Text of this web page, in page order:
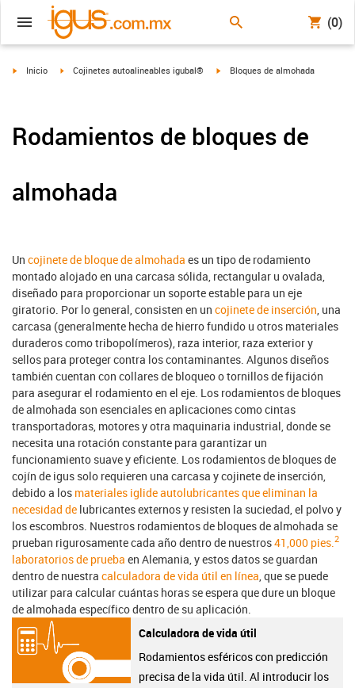
(0)
igus-icon-arrow-right
Inicio igus-icon-arrow-right
Cojinetes autoalineables igubal® igus-icon-arrow-right
Bloques de almohada
Rodamientos de bloques de
almohada
Un cojinete de bloque de almohada es un tipo de rodamiento
montado alojado en una carcasa sólida, rectangular u ovalada,
diseñado para proporcionar un soporte estable para un eje
giratorio. Por lo general, consisten en un cojinete de inserción , una
carcasa (generalmente hecha de hierro fundido u otros materiales
duraderos como tribopolímeros), raza interior, raza exterior y
sellos para proteger contra los contaminantes. Algunos diseños
también cuentan con collares de bloqueo o tornillos de fijación
para asegurar el rodamiento en el eje. Los rodamientos de bloques
de almohada son esenciales en aplicaciones como cintas
transportadoras, motores y otra maquinaria industrial, donde se
necesita una rotación constante para garantizar un
funcionamiento suave y eficiente. Los rodamientos de bloques de
cojín de igus solo requieren una carcasa y cojinete de inserción,
debido a los materiales iglide autolubricantes que eliminan la
necesidad de lubricantes externos y resisten la suciedad, el polvo y
los escombros. Nuestros rodamientos de bloques de almohada se
prueban rigurosamente cada año dentro de nuestros41,000 pies. 2
laboratorios de prueba en Alemania, y estos datos se guardan
dentro de nuestra calculadora de vida útil en línea , que se puede
utilizar para calcular cuántas horas se espera que dure un bloque
de almohada específico dentro de su aplicación.
Calculadora de vida útil
Rodamientos esféricos con predicción
precisa de la vida útil. Al introducir los